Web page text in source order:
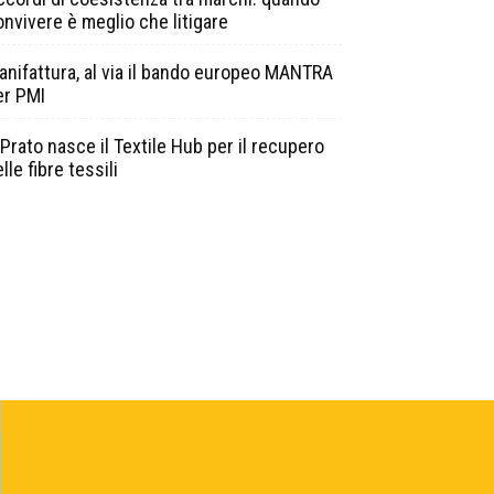
è meglio che litigare
al via il bando europeo MANTRA
PMI
nasce il Textile Hub per il recupero
fibre tessili